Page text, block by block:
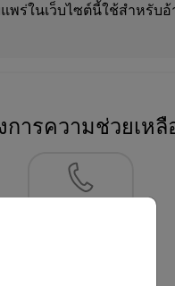
พร่ในเว็บไซต์นี้ใช้สำหรับอ้
การความช่วยเหลื